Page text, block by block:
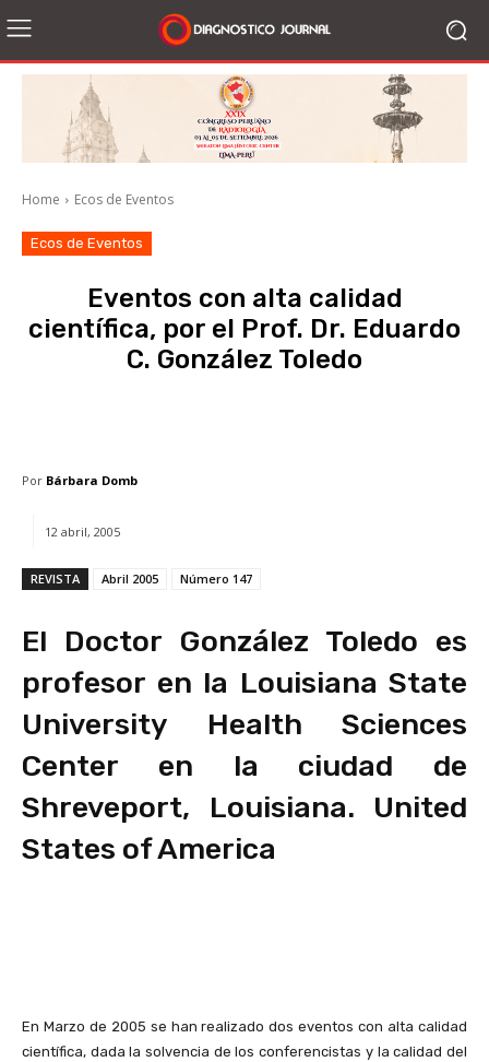
Home Ecos de Eventos
Ecos de Eventos
Eventos con alta calidad
científica, por el Prof. Dr. Eduardo
C. González Toledo
Por Bárbara Domb
12 abril, 2005
REVISTA Abril 2005 Número 147
El Doctor González Toledo es
profesor en la Louisiana State
University Health Sciences
Center en la ciudad de
Shreveport, Louisiana. United
States of America
En Marzo de 2005 se han realizado dos eventos con alta calidad
científica, dada la solvencia de los conferencistas y la calidad del